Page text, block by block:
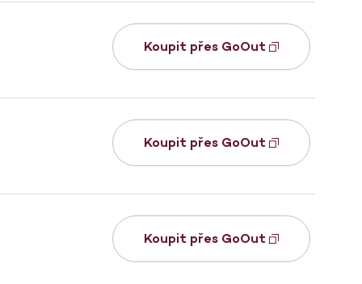
Koupit přes GoOut
Koupit přes GoOut
Koupit přes GoOut